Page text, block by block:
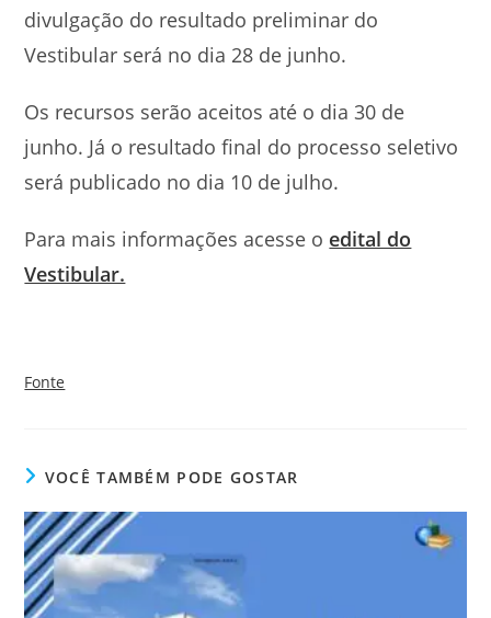
divulgação do resultado preliminar do
Vestibular será no dia 28 de junho.
Os recursos serão aceitos até o dia 30 de
junho. Já o resultado final do processo seletivo
será publicado no dia 10 de julho.
Para mais informações acesse o edital do
Vestibular.
Fonte
VOCÊ TAMBÉM PODE GOSTAR